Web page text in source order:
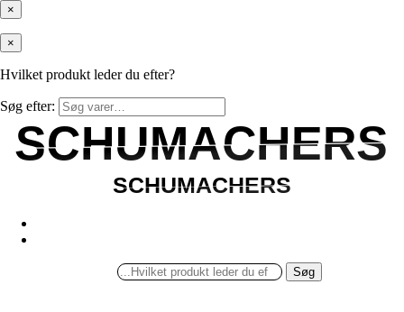
×
×
Hvilket produkt leder du efter?
Søg efter:
SCHUMACHERS
SCHUMACHERS
SCHUMACHERS
SCHUMACHERS
Søg